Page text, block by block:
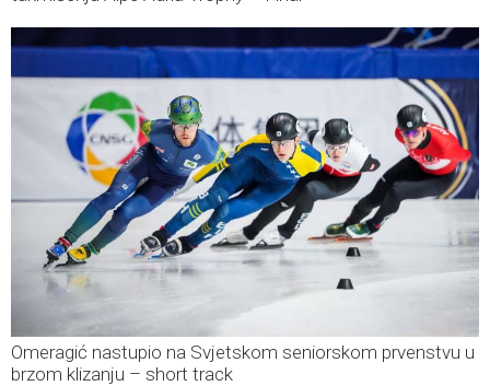
Omeragić nastupio na Svjetskom seniorskom prvenstvu u
brzom klizanju – short track